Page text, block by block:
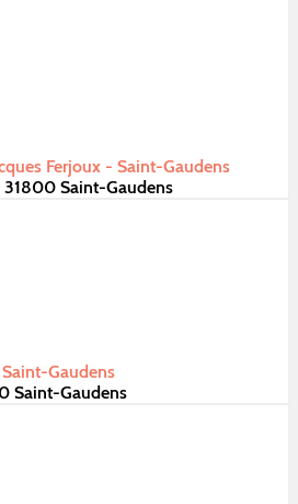
Ferjoux - Saint-Gaudens
31800 Saint-Gaudens
Gaudens
Saint-Gaudens